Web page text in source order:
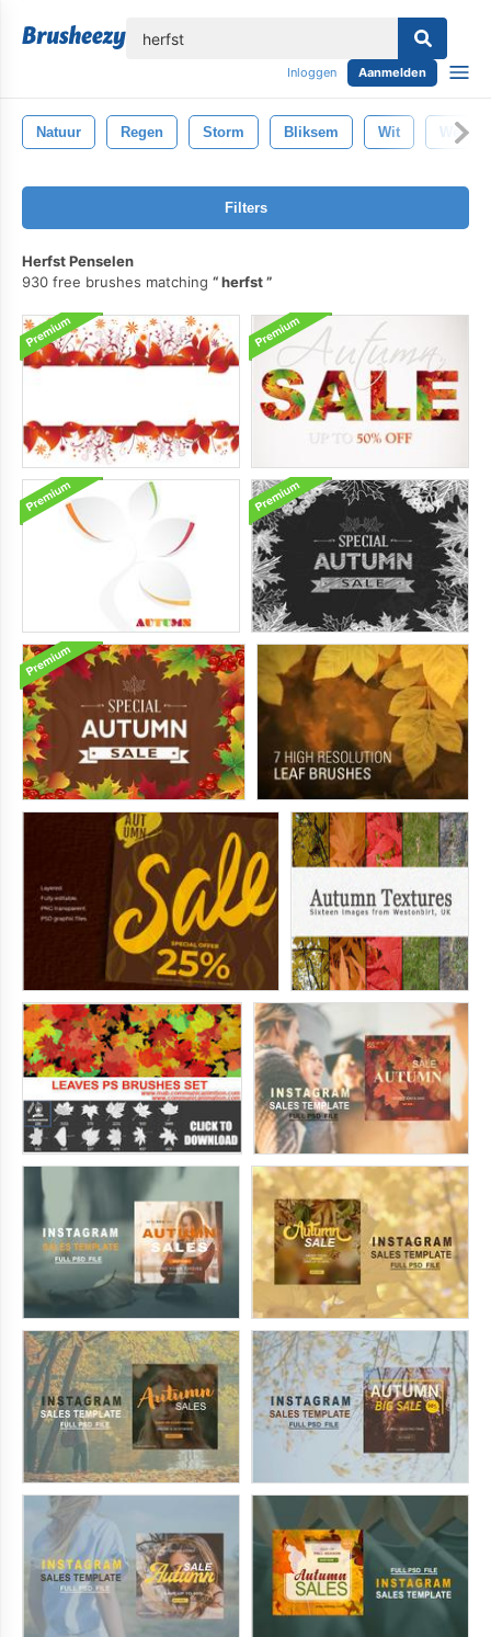
Inloggen Aanmelden
Natuur Regen Storm Bliksem Wit Weer
Filters
Herfst Penselen
930 free brushes matching
herfst